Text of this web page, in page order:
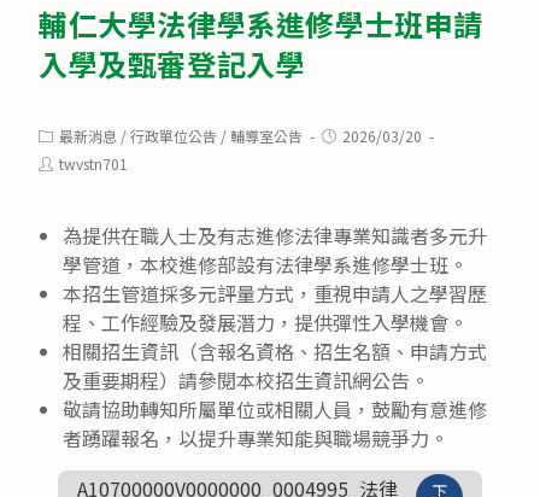
輔仁大學法律學系進修學士班申請
入學及甄審登記入學
Post
category:
最新消息 /行政單位公告 /輔導室公告
Post2026/03/20
Posttwvstn701
為提供在職人士及有志進修法律專業知識者多元升
學管道，本校進修部設有法律學系進修學士班。
本招生管道採多元評量方式，重視申請人之學習歷
程、工作經驗及發展潛力，提供彈性入學機會。
相關招生資訊（含報名資格、招生名額、申請方式
及重要期程）請參閱本校招生資訊網公告。
敬請協助轉知所屬單位或相關人員，鼓勵有意進修
者踴躍報名，以提升專業知能與職場競爭力。
A10700000V0000000_0004995_法律
下